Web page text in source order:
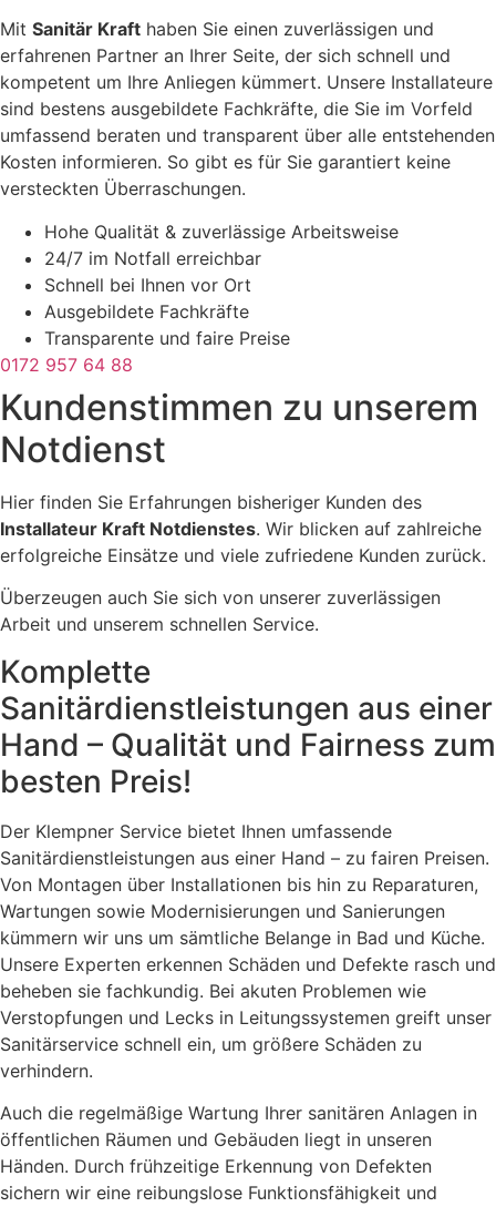
Mit Sanitär Kraft haben Sie einen zuverlässigen und
erfahrenen Partner an Ihrer Seite, der sich schnell und
kompetent um Ihre Anliegen kümmert. Unsere Installateure
sind bestens ausgebildete Fachkräfte, die Sie im Vorfeld
umfassend beraten und transparent über alle entstehenden
Kosten informieren. So gibt es für Sie garantiert keine
versteckten Überraschungen.
Hohe Qualität & zuverlässige Arbeitsweise
24/7 im Notfall erreichbar
Schnell bei Ihnen vor Ort
Ausgebildete Fachkräfte
Transparente und faire Preise
0172 957 64 88
Kundenstimmen zu unserem
Notdienst
Hier finden Sie Erfahrungen bisheriger Kunden des
Installateur Kraft Notdienstes. Wir blicken auf zahlreiche
erfolgreiche Einsätze und viele zufriedene Kunden zurück.
Überzeugen auch Sie sich von unserer zuverlässigen
Arbeit und unserem schnellen Service.
Komplette
Sanitärdienstleistungen aus einer
Hand – Qualität und Fairness zum
besten Preis!
Der Klempner Service bietet Ihnen umfassende
Sanitärdienstleistungen aus einer Hand – zu fairen Preisen.
Von Montagen über Installationen bis hin zu Reparaturen,
Wartungen sowie Modernisierungen und Sanierungen
kümmern wir uns um sämtliche Belange in Bad und Küche.
Unsere Experten erkennen Schäden und Defekte rasch und
beheben sie fachkundig. Bei akuten Problemen wie
Verstopfungen und Lecks in Leitungssystemen greift unser
Sanitärservice schnell ein, um größere Schäden zu
verhindern.
Auch die regelmäßige Wartung Ihrer sanitären Anlagen in
öffentlichen Räumen und Gebäuden liegt in unseren
Händen. Durch frühzeitige Erkennung von Defekten
sichern wir eine reibungslose Funktionsfähigkeit und